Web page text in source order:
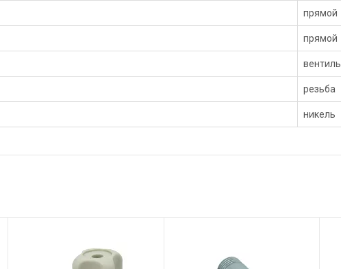
прямой
прямой
вентиль
резьба
никель